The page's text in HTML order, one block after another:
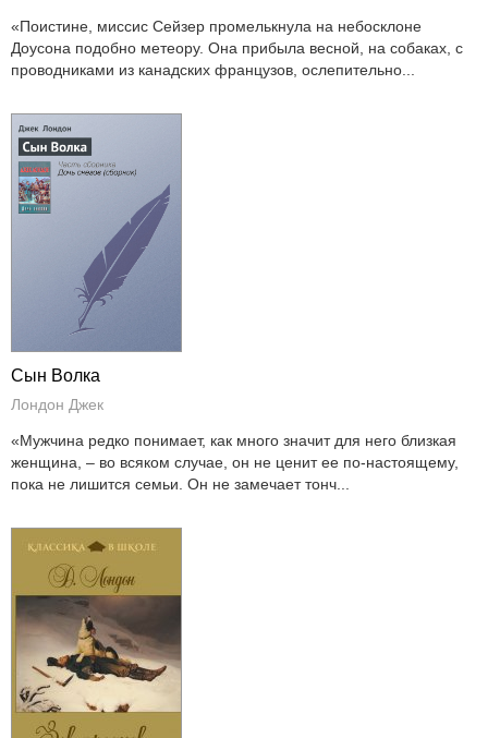
«Поистине, миссис Сейзер промелькнула на небосклоне
Доусона подобно метеору. Она прибыла весной, на собаках, с
проводниками из канадских французов, ослепительно...
Сын Волка
Лондон Джек
«Мужчина редко понимает, как много значит для него близкая
женщина, – во всяком случае, он не ценит ее по-настоящему,
пока не лишится семьи. Он не замечает тонч...